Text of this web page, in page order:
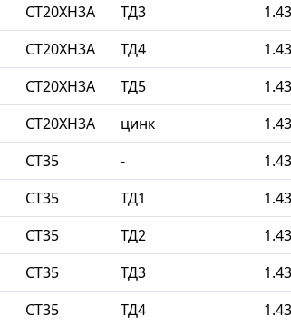
СТ20ХН3А ТД3 1.43
СТ20ХН3А ТД4 1.43
СТ20ХН3А ТД5 1.43
СТ20ХН3А цинк 1.43
СТ35 - 1.43
СТ35 ТД1 1.43
СТ35 ТД2 1.43
СТ35 ТД3 1.43
СТ35 ТД4 1.43